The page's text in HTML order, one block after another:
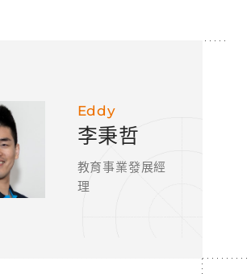
Eddy
李秉哲
教育事業發展經
理